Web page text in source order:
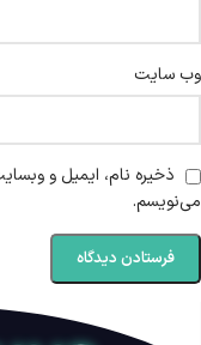
وب‌ سایت
ذخیره نام، ایمیل و
می‌نویسم.